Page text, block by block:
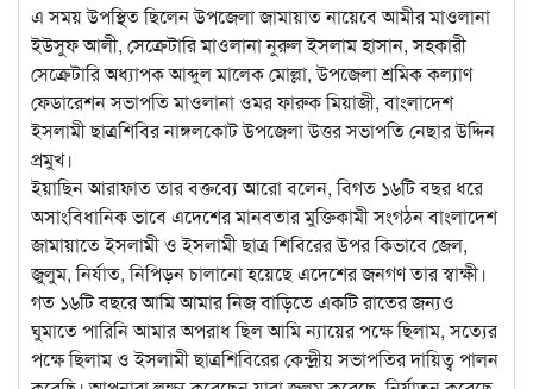
এ সময় উপস্থিত ছিলেন উপজেলা জামায়াত নায়েবে আমীর মাওলানা
ইউসুফ আলী, সেক্রেটারি মাওলানা নুরুল ইসলাম হাসান, সহকারী
সেক্রেটারি অধ্যাপক আব্দুল মালেক মোল্লা, উপজেলা শ্রমিক কল্যাণ
ফেডারেশন সভাপতি মাওলানা ওমর ফারুক মিয়াজী, বাংলাদেশ
ইসলামী ছাত্রশিবির নাঙ্গলকোট উপজেলা উত্তর সভাপতি নেছার উদ্দিন
প্রমুখ।
ইয়াছিন আরাফাত তার বক্তব্যে আরো বলেন, বিগত ১৬টি বছর ধরে
অসাংবিধানিক ভাবে এদেশের মানবতার মুক্তিকামী সংগঠন বাংলাদেশ
জামায়াতে ইসলামী ও ইসলামী ছাত্র শিবিরের উপর কিভাবে জেল,
জুলুম, নির্যাত, নিপিড়ন চালানো হয়েছে এদেশের জনগণ তার স্বাক্ষী।
গত ১৬টি বছরে আমি আমার নিজ বাড়িতে একটি রাতের জন্যও
ঘুমাতে পারিনি আমার অপরাধ ছিল আমি ন্যায়ের পক্ষে ছিলাম, সত্যের
পক্ষে ছিলাম ও ইসলামী ছাত্রশিবিরের কেন্দ্রীয় সভাপতির দায়িত্ব পালন